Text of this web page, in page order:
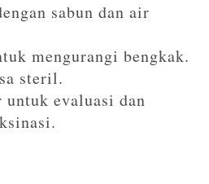
sabun dan air
mengurangi bengkak.
steril.
untuk evaluasi dan